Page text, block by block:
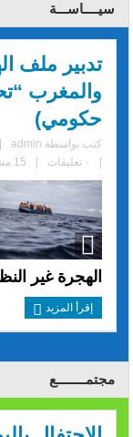
سيــــاســـة
تدبير ملف
والمغرب
حكومي)
كتب بواسطة admin
٠ تعليقات 15 مشاهدة
الهجرة غير
إقرأ المزيد
مجتمــــــــع